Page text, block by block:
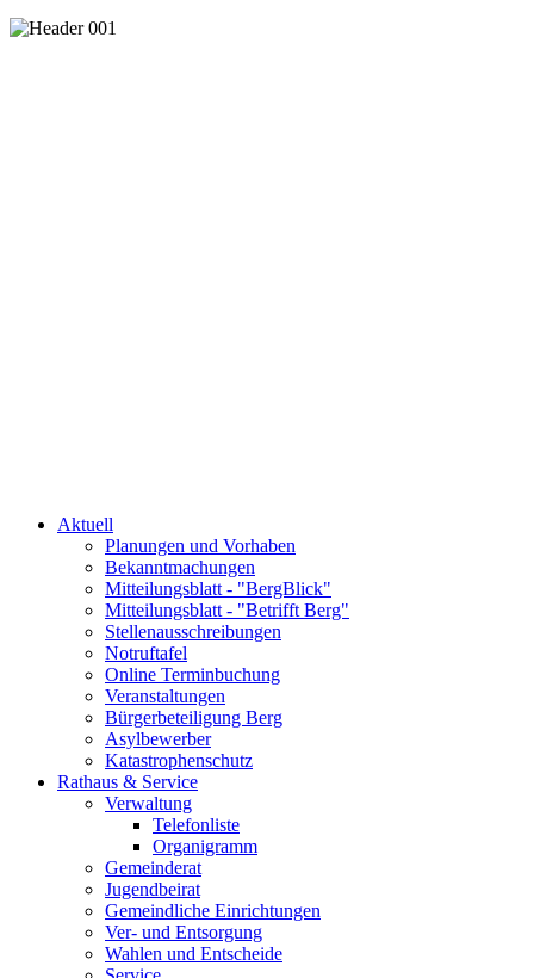
Aktuell
Planungen und Vorhaben
Bekanntmachungen
Mitteilungsblatt - "BergBlick"
Mitteilungsblatt - "Betrifft Berg"
Stellenausschreibungen
Notruftafel
Online Terminbuchung
Veranstaltungen
Bürgerbeteiligung Berg
Asylbewerber
Katastrophenschutz
Rathaus & Service
Verwaltung
Telefonliste
Organigramm
Gemeinderat
Jugendbeirat
Gemeindliche Einrichtungen
Ver- und Entsorgung
Wahlen und Entscheide